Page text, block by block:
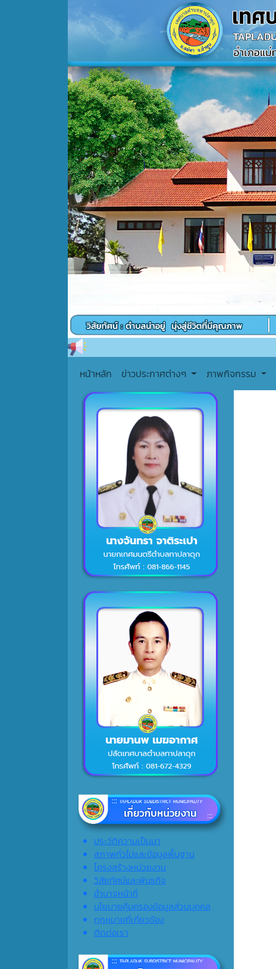
หน้าหลัก ข่าวประกาศต่างๆ ภาพกิจกรรม
ประวัติความเป็นมา
สภาพทั่วไปและข้อมูลพื้นฐาน
โครงสร้างหน่วยงาน
วิสัยทัศน์และพันธกิจ
อำนาจหน้าที่
นโยบายคุ้มครองข้อมูลส่วนบุคคล
กฎหมายที่เกี่ยวข้อง
ติดต่อเรา